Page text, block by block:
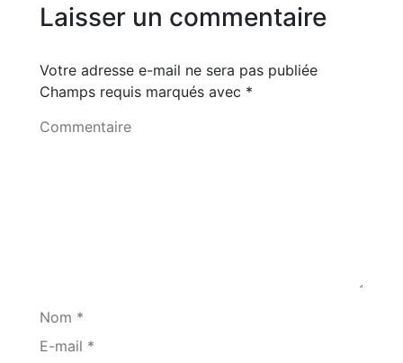
Laisser un commentaire
Votre adresse e-mail ne sera pas publiée
Champs requis marqués avec *
Commentaire
Nom *
E-mail *